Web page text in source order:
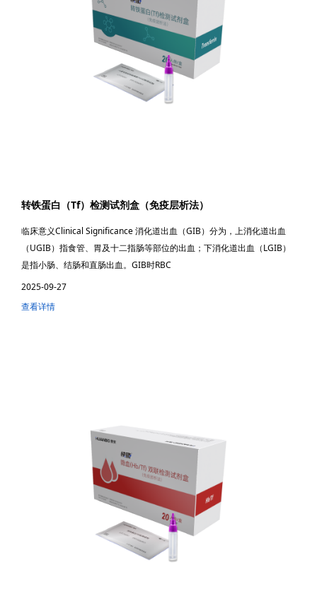
转铁蛋白（Tf）检测试剂盒（免疫层析法）
临床意义Clinical Significance 消化道出血（GIB）分为，上消化道出血
（UGIB）指食管、胃及十二指肠等部位的出血；下消化道出血（LGIB）
是指小肠、结肠和直肠出血。GIB时RBC
2025-09-27
查看详情